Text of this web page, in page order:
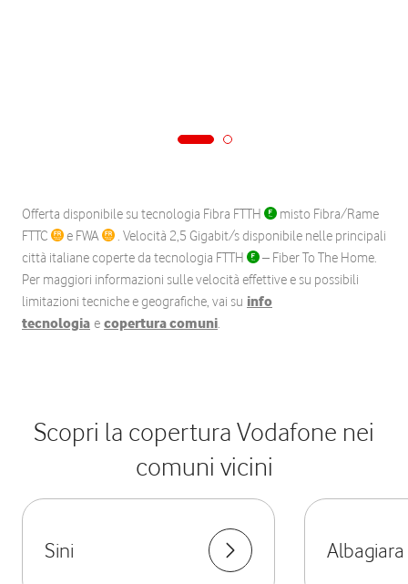
Offerta disponibile su tecnologia Fibra FTTH
misto Fibra/Rame
FTTC
e FWA
. Velocità 2,5 Gigabit/s disponibile nelle principali
città italiane coperte da tecnologia FTTH
– Fiber To The Home.
Per maggiori informazioni sulle velocità effettive e su possibili
limitazioni tecniche e geografiche, vai su info
tecnologia e copertura comuni.
Scopri la copertura Vodafone nei
comuni vicini
Sini Albagiara